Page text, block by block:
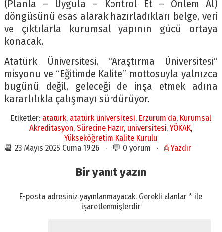
(Planla – Uygula – Kontrol Et – Önlem Al)
döngüsünü esas alarak hazırladıkları belge, veri
ve çıktılarla kurumsal yapının gücü ortaya
konacak.
Atatürk Üniversitesi, “Araştırma Üniversitesi”
misyonu ve “Eğitimde Kalite” mottosuyla yalnızca
bugünü değil, geleceği de inşa etmek adına
kararlılıkla çalışmayı sürdürüyor.
Etiketler: ataturk, atatürk üniversitesi, Erzurum'da, Kurumsal
Akreditasyon,Sürecine Hazır, universitesi,YÖKAK,
Yükseköğretim Kalite Kurulu
📆 23 Mayıs 2025 Cuma 19:26 · 💬 0 yorum · ⎙ Yazdır
Bir yanıt yazın
E-posta adresiniz yayınlanmayacak. Gerekli alanlar* ile
işaretlenmişlerdir